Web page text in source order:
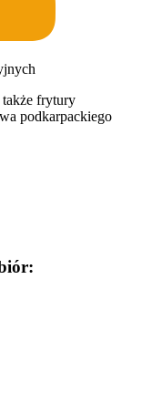
także frytury
podkarpackiego